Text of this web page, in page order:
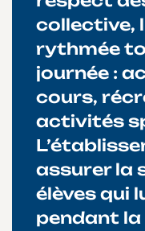
collective,
rythmée
journée :
cours,
activités
assurer la
élèves qui
pendant